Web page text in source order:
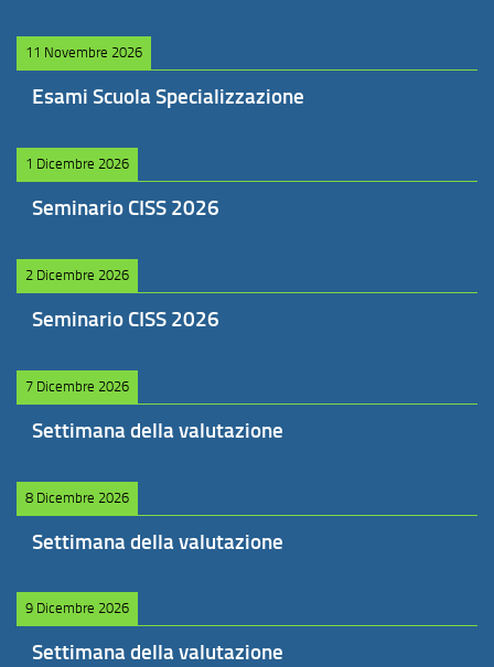
11 Novembre 2026
Esami Scuola Specializzazione
1 Dicembre 2026
Seminario CISS 2026
2 Dicembre 2026
Seminario CISS 2026
7 Dicembre 2026
Settimana della valutazione
8 Dicembre 2026
Settimana della valutazione
9 Dicembre 2026
Settimana della valutazione